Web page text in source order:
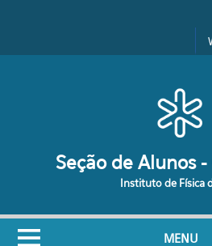
Formulário de
Seção de Alunos
Instituto de Física
MENU